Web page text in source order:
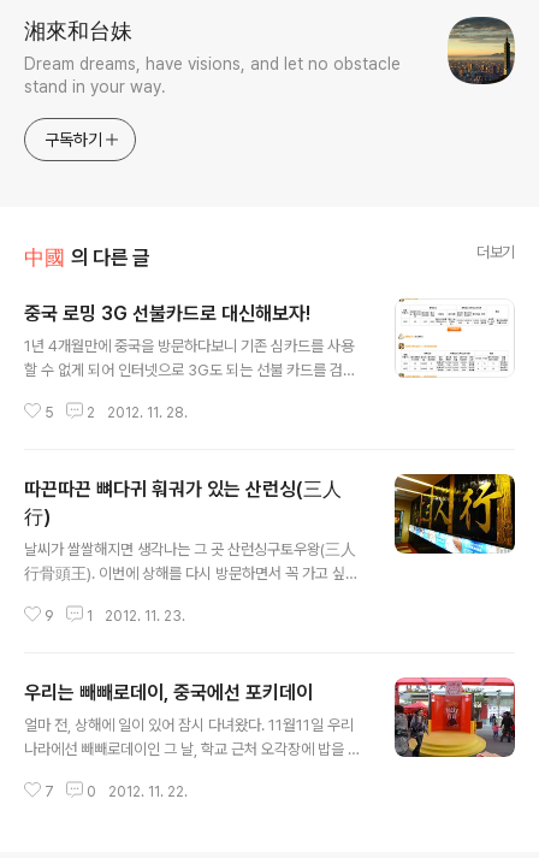
湘來和台妹
Dream dreams, have visions, and let no obstacle
stand in your way.
구독하기
中國 의 다른 글 더보기
중국 로밍 3G 선불카드로 대신해보자!
1년 4개월만에 중국을 방문하다보니 기존 심카드를 사용
할 수 없게 되어 인터넷으로 3G도 되는 선불 카드를 검색
移動）을 사용했으나, 3G가 되는 선불 카드는 차이나 유
콤이고, 차이나 유니콤도 많은 사람들이 사용하는 통신사
라 이용해 보기로 하였다. 차이나 유니콤 3G 선불카드는
여러 종류가 있다. 타이메이는 중국 데이터 3일 무제한 이
용 쿠폰이 있어서 5일 중 3일은 그 쿠폰을 사용 가능하여
가장 낮은 요금제인 10원 요금제를 선택했다. 20원 요금
제는 기본요금 : 20원(첫 달에는 실제 사용액으로 계산) 신
5 2 2012. 11. 28.
따끈따끈 뼈다귀 훠궈가 있는 산런싱(三人
行)
날씨가 쌀쌀해지면 생각나는 그 곳 산런싱구토우왕(三人
行骨頭王). 이번에 상해를 다시 방문하면서 꼭 가고 싶은
상 생각이 난다. 《論語‧述而》：“三人行，必有我師
따르고, 그 나쁜 것은 가려서 고쳐라.) 여기서의 삼은 꼭 세
사람을 지칭하기 보다는 많음을 뜻한다. 세상에 우리가 배
울 점을 가진 사람들이 많고 그 사람들의 좋은 점을 배워야
우리는 상해 산런싱 중 가장 맛있다는 난징똥루점으로 고
9 1 2012. 11. 23.
우리는 빼빼로데이, 중국에선 포키데이
얼마 전, 상해에 일이 있어 잠시 다녀왔다. 11월11일 우리
나라에선 빼빼로데이인 그 날, 학교 근처 오각장에 밥을 먹
표방하며 판촉 행사 중이었다. 대만에선 롯데 빼빼로가 Cit
7 0 2012. 11. 22.